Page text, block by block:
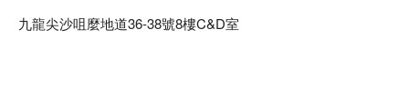
九龍尖沙咀麼地道36-38號8樓C&D室